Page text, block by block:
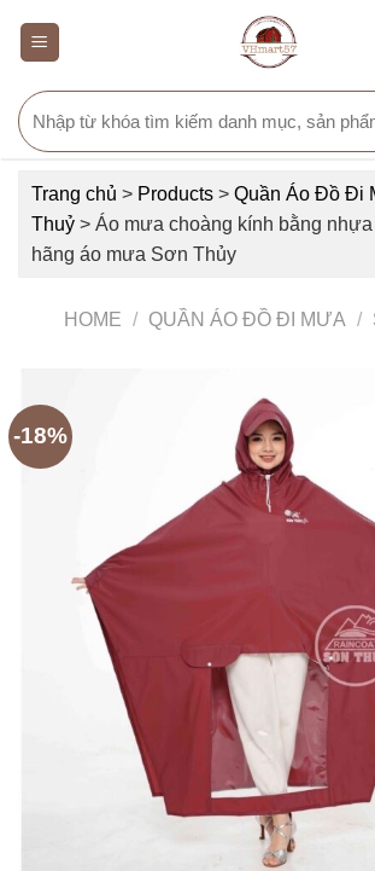
Search
for:
Trang chủ > Products > Quần Áo Đồ Đi
Thuỷ > Áo mưa choàng kính bằng
hãng áo mưa Sơn Thủy
HOME / QUẦN ÁO ĐỒ ĐI MƯA /
-18%